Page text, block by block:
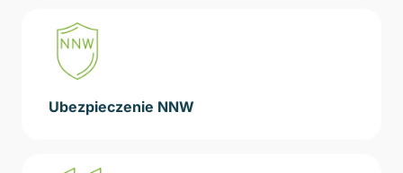
Ubezpieczenie NNW